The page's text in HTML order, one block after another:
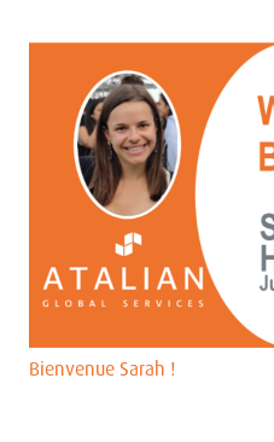
Bienvenue Sarah !